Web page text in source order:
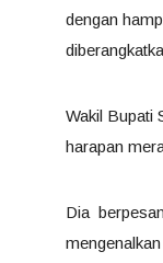
dengan
Wakil Bupati
harapan
Dia